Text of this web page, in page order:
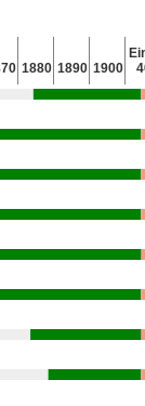
1880 1890 1900